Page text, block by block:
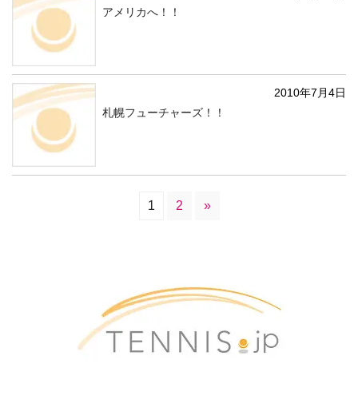
アメリカへ！！
2010年7月4日
札幌フューチャーズ！！
1 2 »